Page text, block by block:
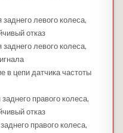
левого колеса,
отказ
левого колеса,
в цепи датчика частоты
правого колеса,
отказ
правого колеса,